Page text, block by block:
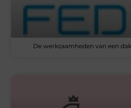
De werkzaamheden van een